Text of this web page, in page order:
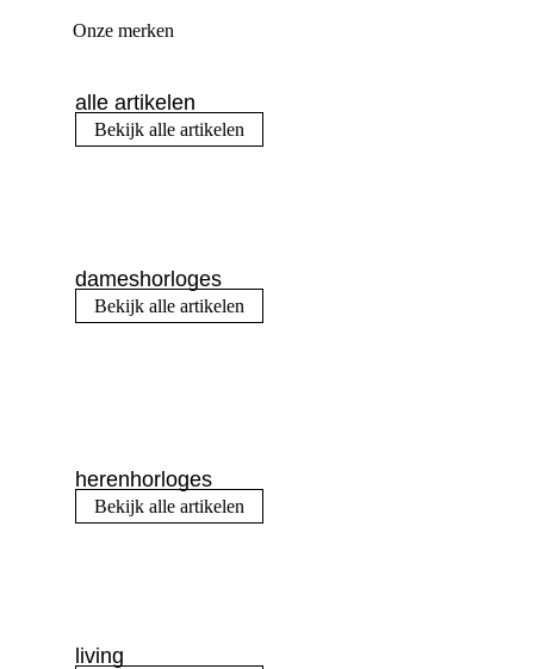
Onze merken
alle artikelen
Bekijk alle artikelen
dameshorloges
Bekijk alle artikelen
herenhorloges
Bekijk alle artikelen
living